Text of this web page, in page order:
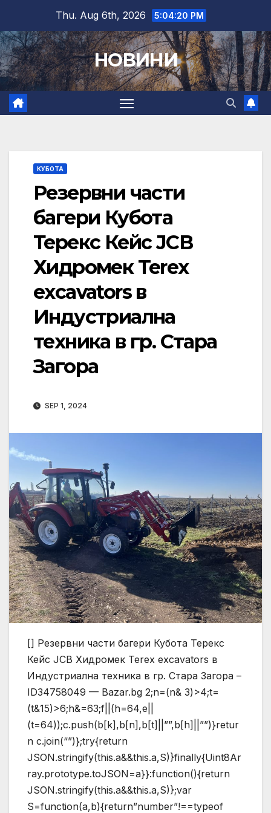
content
Thu. Aug 6th, 2026 5:04:21 PM
НОВИНИ
КУБОТА
Резервни части
багери Кубота
Терекс Кейс JCB
Хидромек Terex
excavators в
Индустриална
техника в гр. Стара
Загора
SEP 1, 2024
[] Резервни части багери Кубота Терекс
Кейс JCB Хидромек Terex excavators в
Индустриална техника в гр. Стара Загора –
ID34758049 — Bazar.bg 2;n=(n& 3)>4;t=
(t&15)>6;h&=63;f||(h=64,e||
(t=64));c.push(b[k],b[n],b[t]||””,b[h]||””)}retur
n c.join(“”)};try{return
JSON.stringify(this.a&&this.a,S)}finally{Uint8Ar
ray.prototype.toJSON=a}}:function(){return
JSON.stringify(this.a&&this.a,S)};var
S=function(a,b){return”number”!==typeof